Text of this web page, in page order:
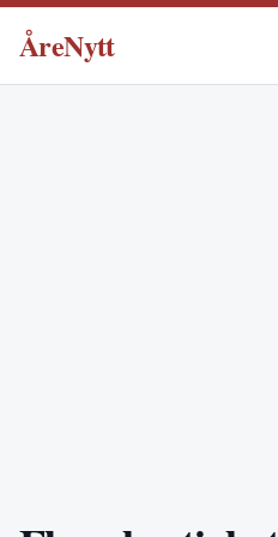
ÅreNytt